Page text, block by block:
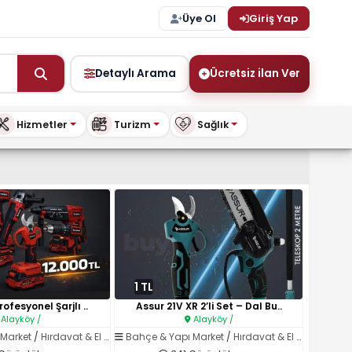
Üye Ol Giriş Yap
Detaylı Arama Ücretsiz ilan Ver
Hizmetler Turizm Sağlık
ve Daha Fazlası –
Şarjlı ..
/
/Hırdavat & El Aletleri
1 TL
Assur 21V XR 2’li Set – Dal Bu..
Alayköy /
Bahçe & Yapı Market /Hırdavat & El Aletleri